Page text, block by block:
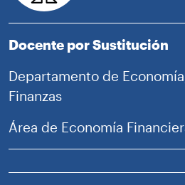
Docente por Sustitución
Departamento de
Finanzas
Área de Economía